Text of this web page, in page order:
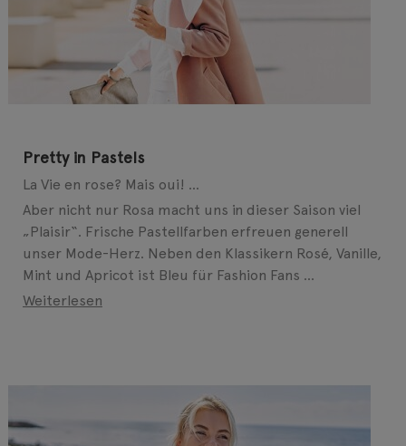
Pretty in Pastels
La Vie en rose? Mais oui! ...
Aber nicht nur Rosa macht uns in dieser Saison viel
„Plaisir“. Frische Pastellfarben erfreuen generell
unser Mode-Herz. Neben den Klassikern Rosé, Vanille,
Mint und Apricot ist Bleu für Fashion Fans ...
Weiterlesen